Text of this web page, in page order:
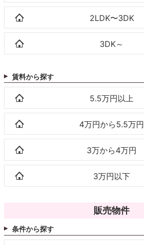
2LDK〜3DK
3DK～
賃料から探す
5.5万円以上
4万円から5.5万円
3万から4万円
3万円以下
販売物件
条件から探す